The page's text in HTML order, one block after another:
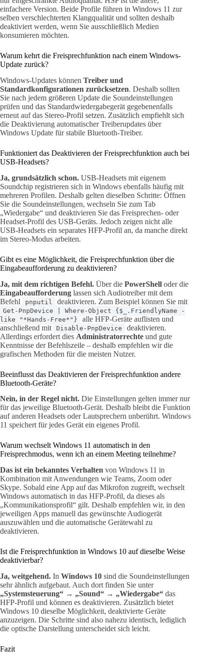
einfachere Version. Beide Profile führen in Windows 11 zur
selben verschlechterten Klangqualität und sollten deshalb
deaktiviert werden, wenn Sie ausschließlich Medien
konsumieren möchten.
Warum kehrt die Freisprechfunktion nach einem Windows-
Update zurück?
Windows-Updates können Treiber und
Standardkonfigurationen zurücksetzen. Deshalb sollten
Sie nach jedem größeren Update die Soundeinstellungen
prüfen und das Standardwiedergabegerät gegebenenfalls
erneut auf das Stereo-Profil setzen. Zusätzlich empfiehlt sich
die Deaktivierung automatischer Treiberupdates über
Windows Update für stabile Bluetooth-Treiber.
Funktioniert das Deaktivieren der Freisprechfunktion auch bei
USB-Headsets?
Ja, grundsätzlich schon. USB-Headsets mit eigenem
Soundchip registrieren sich in Windows ebenfalls häufig mit
mehreren Profilen. Deshalb gelten dieselben Schritte: Öffnen
Sie die Soundeinstellungen, wechseln Sie zum Tab
„Wiedergabe“ und deaktivieren Sie das Freisprechen- oder
Headset-Profil des USB-Geräts. Jedoch zeigen nicht alle
USB-Headsets ein separates HFP-Profil an, da manche direkt
im Stereo-Modus arbeiten.
Gibt es eine Möglichkeit, die Freisprechfunktion über die
Eingabeaufforderung zu deaktivieren?
Ja, mit dem richtigen Befehl. Über die PowerShell oder die
Eingabeaufforderung lassen sich Audiotreiber mit dem
Befehl
pnputil deaktivieren. Zum Beispiel können Sie mit
Get-PnpDevice | Where-Object {$_.FriendlyName -
like "*Hands-Free*"}
alle HFP-Geräte auflisten und
anschließend mit
Disable-PnpDevice
deaktivieren.
Allerdings erfordert dies Administratorrechte und gute
Kenntnisse der Befehlszeile – deshalb empfehlen wir die
grafischen Methoden für die meisten Nutzer.
Beeinflusst das Deaktivieren der Freisprechfunktion andere
Bluetooth-Geräte?
Nein, in der Regel nicht. Die Einstellungen gelten immer nur
für das jeweilige Bluetooth-Gerät. Deshalb bleibt die Funktion
auf anderen Headsets oder Lautsprechern unberührt. Windows
11 speichert für jedes Gerät ein eigenes Profil.
Warum wechselt Windows 11 automatisch in den
Freisprechmodus, wenn ich an einem Meeting teilnehme?
Das ist ein bekanntes Verhalten von Windows 11 in
Kombination mit Anwendungen wie Teams, Zoom oder
Skype. Sobald eine App auf das Mikrofon zugreift, wechselt
Windows automatisch in das HFP-Profil, da dieses als
„Kommunikationsprofil“ gilt. Deshalb empfehlen wir, in den
jeweiligen Apps manuell das gewünschte Audiogerät
auszuwählen und die automatische Gerätewahl zu
deaktivieren.
Ist die Freisprechfunktion in Windows 10 auf dieselbe Weise
deaktivierbar?
Ja, weitgehend. In Windows 10 sind die Soundeinstellungen
sehr ähnlich aufgebaut. Auch dort finden Sie unter
„Systemsteuerung“ → „Sound“ → „Wiedergabe“ das
HFP-Profil und können es deaktivieren. Zusätzlich bietet
Windows 10 dieselbe Möglichkeit, deaktivierte Geräte
anzuzeigen. Die Schritte sind also nahezu identisch, lediglich
die optische Darstellung unterscheidet sich leicht.
Fazit